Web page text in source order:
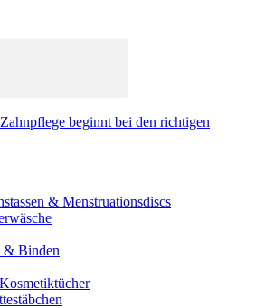
beginnt bei den richtigen
& Menstruationsdiscs
& Binden